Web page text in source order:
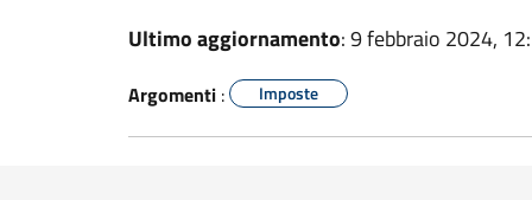
Ultimo aggiornamento: 9 febbraio 2024,
Argomenti : Imposte